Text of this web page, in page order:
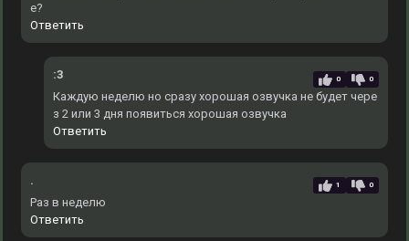
е?
Ответить
:3 0 0
Каждую неделю но сразу хорошая озвучка не будет чере
з 2 или 3 дня появиться хорошая озвучка
Ответить
. 1 0
Раз в неделю
Ответить